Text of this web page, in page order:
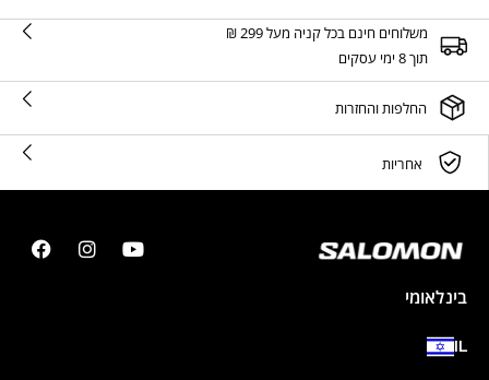
משלוחים חינם בכל קניה מעל 299 ₪
תוך 8 ימי עסקים
החלפות והחזרות
אחריות
בינלאומי
IL